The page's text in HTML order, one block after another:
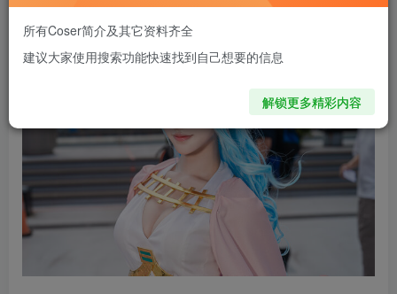
航海王·薇薇cos线上看图地址：传送门
所有Coser简介及其它资料齐全
建议大家使用搜索功能快速找到自己想要的信息
解锁更多精彩内容